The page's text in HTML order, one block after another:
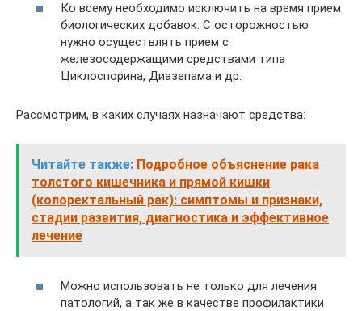
Ко всему необходимо исключить на время прием
биологических добавок. С осторожностью
нужно осуществлять прием с
железосодержащими средствами типа
Циклоспорина, Диазепама и др.
Рассмотрим, в каких случаях назначают средства:
Читайте также: Подробное объяснение рака
толстого кишечника и прямой кишки
(колоректальный рак): симптомы и признаки,
стадии развития, диагностика и эффективное
лечение
Можно использовать не только для лечения
патологий, а так же в качестве профилактики